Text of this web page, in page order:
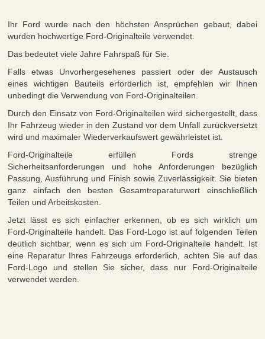
Ihr Ford wurde nach den höchsten Ansprüchen gebaut, dabei
wurden hochwertige Ford-Originalteile verwendet.
Das bedeutet viele Jahre Fahrspaß für Sie.
Falls etwas Unvorhergesehenes passiert oder der Austausch
eines wichtigen Bauteils erforderlich ist, empfehlen wir Ihnen
unbedingt die Verwendung von Ford-Originalteilen.
Durch den Einsatz von Ford-Originalteilen wird sichergestellt, dass
Ihr Fahrzeug wieder in den Zustand vor dem Unfall zurückversetzt
wird und maximaler Wiederverkaufswert gewährleistet ist.
Ford-Originalteile erfüllen Fords strenge
Sicherheitsanforderungen und hohe Anforderungen bezüglich
Passung, Ausführung und Finish sowie Zuverlässigkeit. Sie bieten
ganz einfach den besten Gesamtreparaturwert einschließlich
Teilen und Arbeitskosten.
Jetzt lässt es sich einfacher erkennen, ob es sich wirklich um
Ford-Originalteile handelt. Das Ford-Logo ist auf folgenden Teilen
deutlich sichtbar, wenn es sich um Ford-Originalteile handelt. Ist
eine Reparatur Ihres Fahrzeugs erforderlich, achten Sie auf das
Ford-Logo und stellen Sie sicher, dass nur Ford-Originalteile
verwendet werden.